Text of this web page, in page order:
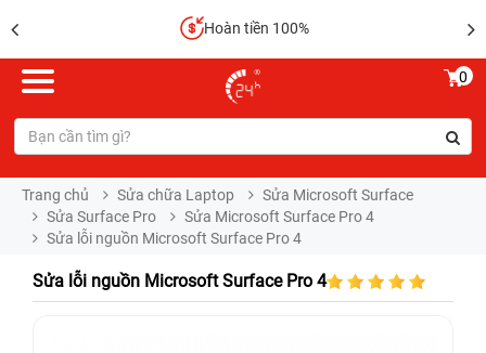
Hoàn tiền 100%
0
Trang chủ Sửa chữa Laptop
Sửa Microsoft Surface
Sửa Surface Pro
Sửa Microsoft Surface Pro 4
Sửa lỗi nguồn Microsoft Surface Pro 4
Sửa lỗi nguồn Microsoft Surface Pro 4